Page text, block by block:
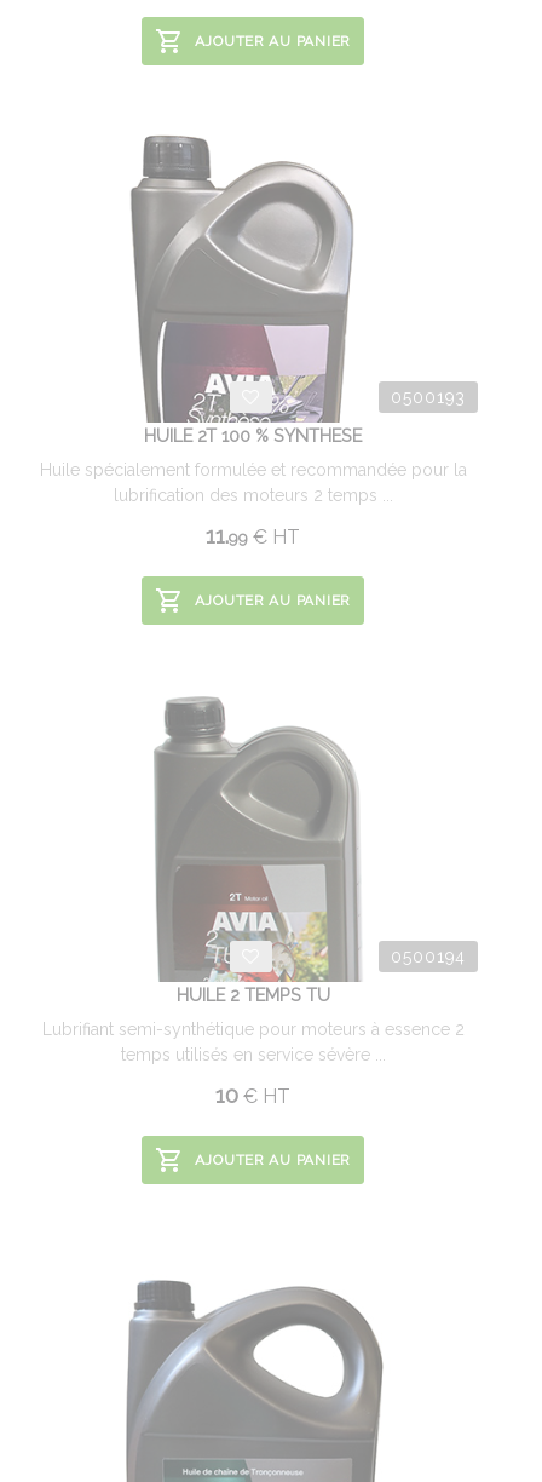
AJOUTER AU PANIER
0500193
HUILE 2T 100 % SYNTHESE
Huile spécialement formulée et recommandée pour la
lubrification des moteurs 2 temps ...
11.99 € HT
AJOUTER AU PANIER
0500194
HUILE 2 TEMPS TU
Lubrifiant semi-synthétique pour moteurs à essence 2
temps utilisés en service sévère ...
10 € HT
AJOUTER AU PANIER